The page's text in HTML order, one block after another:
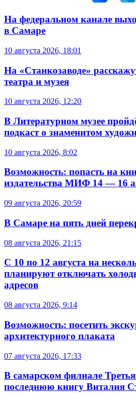
На федеральном канале
в Самаре
10 августа 2026, 18:01
На «Станкозаводе»
театра и музея
10 августа 2026, 12:20
В Литературном музее
подкаст о знаменитом
10 августа 2026, 8:02
Возможность: попасть на
издательства МИФ 14 — 16
09 августа 2026, 20:59
В Самаре на пять дней
08 августа 2026, 21:15
С 10 по 12 августа на
планируют отключать
адресов
08 августа 2026, 9:14
Возможность: посетить
архитектурного плаката
07 августа 2026, 17:33
В самарском филиале
последнюю книгу Виталия